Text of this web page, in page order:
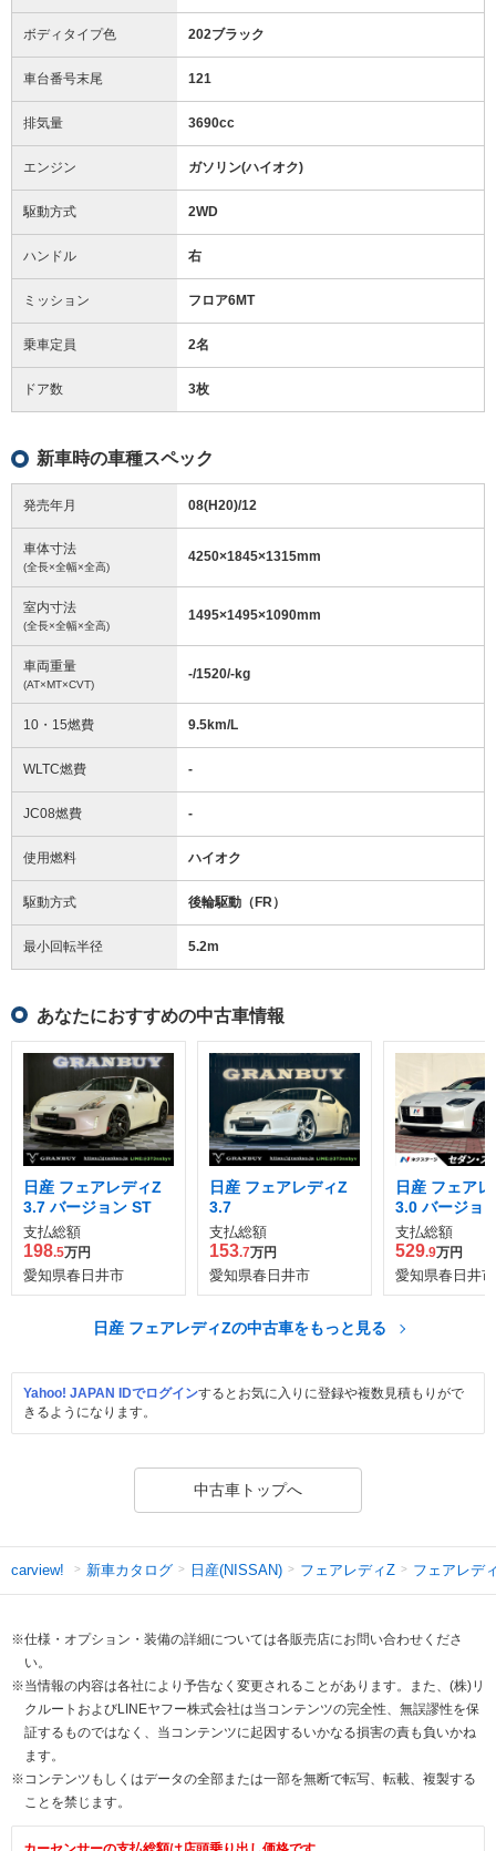
ボディタイプ色 202ブラック
車台番号末尾 121
排気量 3690cc
エンジン ガソリン(ハイオク)
駆動方式 2WD
ハンドル 右
ミッション フロア6MT
乗車定員 2名
ドア数 3枚
新車時の車種スペック
発売年月 08(H20)/12
車体寸法
(全長×全幅×全高)
4250×1845×1315mm
室内寸法
(全長×全幅×全高)
1495×1495×1090mm
車両重量
(AT×MT×CVT)
-/1520/-kg
10・15燃費 9.5km/L
WLTC燃費 -
JC08燃費 -
使用燃料 ハイオク
駆動方式 後輪駆動（FR）
最小回転半径 5.2m
あなたにおすすめの中古車情報
日産 フェアレディZ
3.7 バージョン ST
支払総額
198.5万円
愛知県春日井市
日産 フェアレディZ
3.7
支払総額
153.7万円
愛知県春日井市
日産 フェア
3.0 バージョ
支払総額
529.9万円
愛知県春日井市
日産 フェアレディZの中古車をもっと見る
Yahoo! JAPAN IDでログインするとお気に入りに登録や複数見積もりがで
きるようになります。
中古車トップへ
carview! 新車カタログ 日産(NISSAN) フェアレディZ フェアレデ
※仕様・オプション・装備の詳細については各販売店にお問い合わせくださ
い。
※当情報の内容は各社により予告なく変更されることがあります。また、(株)リ
クルートおよびLINEヤフー株式会社は当コンテンツの完全性、無誤謬性を保
証するものではなく、当コンテンツに起因するいかなる損害の責も負いかね
ます。
※コンテンツもしくはデータの全部または一部を無断で転写、転載、複製する
ことを禁じます。